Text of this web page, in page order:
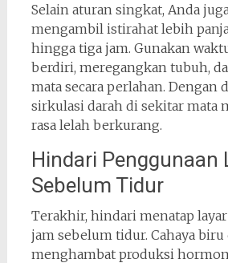
Selain aturan singkat, Anda
mengambil istirahat lebih
hingga tiga jam. Gunakan
berdiri, meregangkan tubuh,
mata secara perlahan. Dengan
sirkulasi darah di sekitar mata
rasa lelah berkurang.
Hindari Penggunaan
Sebelum Tidur
Terakhir, hindari menatap
jam sebelum tidur. Cahaya biru
menghambat produksi